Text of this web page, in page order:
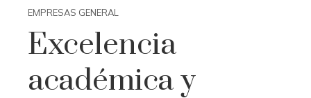
EMPRESAS GENERAL
Excelencia
académica y